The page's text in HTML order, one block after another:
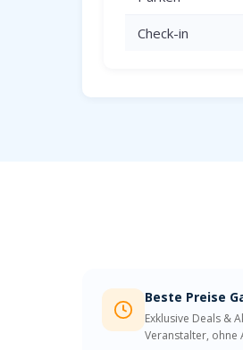
Check-in
Beste Preise
Exklusive Deals &
Veranstalter, ohne